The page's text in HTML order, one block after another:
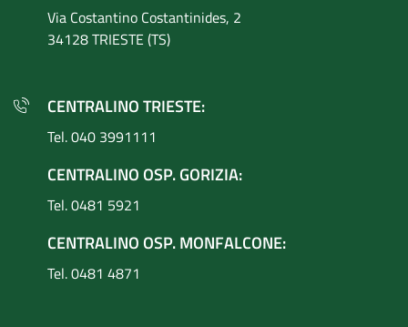
Via Costantino Costantinides, 2
34128 TRIESTE (TS)
CENTRALINO TRIESTE:
Tel. 040 3991111
CENTRALINO OSP. GORIZIA:
Tel. 0481 5921
CENTRALINO OSP. MONFALCONE:
Tel. 0481 4871